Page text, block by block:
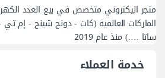
متجر اليكتروني متخصص في بيع العدد
الماركات العالمية (كات - دونج شينج - إم
ساتا ….) منذ عام 2019
خدمة العملاء